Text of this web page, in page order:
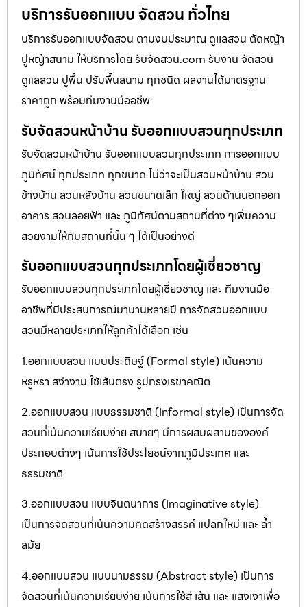
บริการรับออกแบบ จัดสวน ทั่วไทย
บริการรับออกแบบจัดสวน ตามงบประมาณ ดูเเลสวน ตัดหญ้า
ปูหญ้าสนาม ให้บริการโดย รับจัดสวน.com รับงาน จัดสวน
ดูแลสวน ปูพื้น ปรับพื้นสนาม ทุกชนิด ผลงานได้มาตรฐาน
ราคาถูก พร้อมทีมงานมืออชีพ
รับจัดสวนหน้าบ้าน รับออกแบบสวนทุกประเภท
รับจัดสวนหน้าบ้าน รับออกแบบสวนทุกประเภท การออกแบบ
ภูมิทัศน์ ทุกประเภท ทุกขนาด ไม่ว่าจะเป็นสวนหน้าบ้าน สวน
ข้างบ้าน สวนหลังบ้าน สวนขนาดเล็ก ใหญ่ สวนด้านนอกออก
อาคาร สวนลอยฟ้า และ ภูมิทัศน์ตามสถานที่ต่าง ๆเพิ่มความ
สวยงามให้กับสถานที่นั้น ๆ ได้เป็นอย่างดี
รับออกแบบสวนทุกประเภทโดยผู้เชี่ยวชาญ
รับออกแบบสวนทุกประเภทโดยผู้เชี่ยวชาญ และ ทีมงานมือ
อาชีพที่มีประสบการณ์มานานหลายปี การจัดสวนออกแบบ
สวนมีหลายประเภทให้ลูกค้าได้เลือก เช่น
1.ออกแบบสวน แบบประดิษฐ์ (Formal style) เน้นความ
หรูหรา สง่างาม ใช้เส้นตรง รูปทรงเรขาคณิต
2.ออกแบบสวน แบบธรรมชาติ (Informal style) เป็นการจัด
สวนที่เน้นความเรียบง่าย สบายๆ มีการผสมผสานขององค์
ประกอบต่างๆ เน้นการใช้ประโยชน์จากภูมิประเทศ และ
ธรรมชาติ
3.ออกแบบสวน แบบจินตนาการ (Imaginative style)
เป็นการจัดสวนที่เน้นความคิดสร้างสรรค์ แปลกใหม่ และ ล้ำ
สมัย
4.ออกแบบสวน แบบนามธรรม (Abstract style) เป็นการ
จัดสวนที่เน้นความเรียบง่าย เน้นการใช้สี เส้น และ แสงเงาเพื่อ